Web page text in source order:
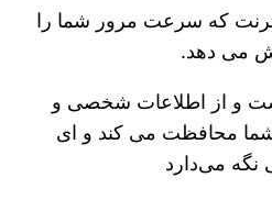
که سرعت مرور شما را
و از اطلاعات شخصی و
محافظت می کند و ای
می‌دارد